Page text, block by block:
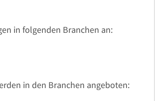
in folgenden Branchen an:
in den Branchen angeboten: